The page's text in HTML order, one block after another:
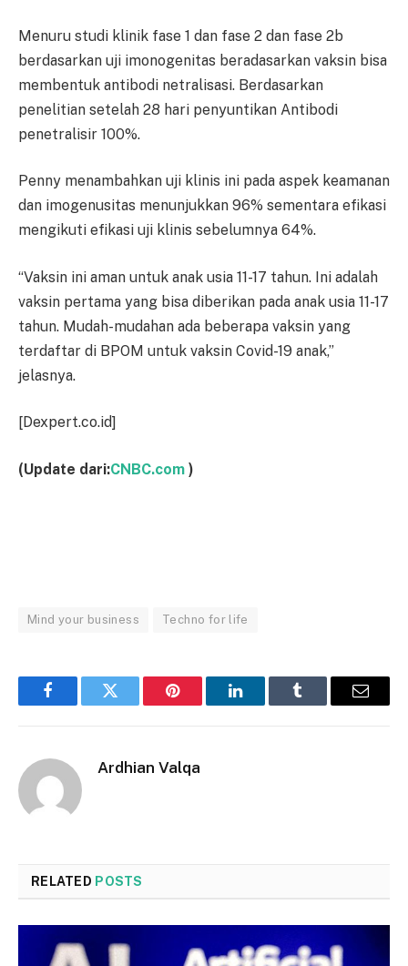
Menuru studi klinik fase 1 dan fase 2 dan fase 2b
berdasarkan uji imonogenitas beradasarkan vaksin bisa
membentuk antibodi netralisasi. Berdasarkan
penelitian setelah 28 hari penyuntikan Antibodi
penetralisir 100%.
Penny menambahkan uji klinis ini pada aspek keamanan
dan imogenusitas menunjukkan 96% sementara efikasi
mengikuti efikasi uji klinis sebelumnya 64%.
“Vaksin ini aman untuk anak usia 11-17 tahun. Ini adalah
vaksin pertama yang bisa diberikan pada anak usia 11-17
tahun. Mudah-mudahan ada beberapa vaksin yang
terdaftar di BPOM untuk vaksin Covid-19 anak,”
jelasnya.
[Dexpert.co.id]
(Update dari:CNBC.com )
Mind your business Techno for life
FacebookTwitter Pinterest LinkedInTumblr Email
Ardhian Valqa
RELATED POSTS